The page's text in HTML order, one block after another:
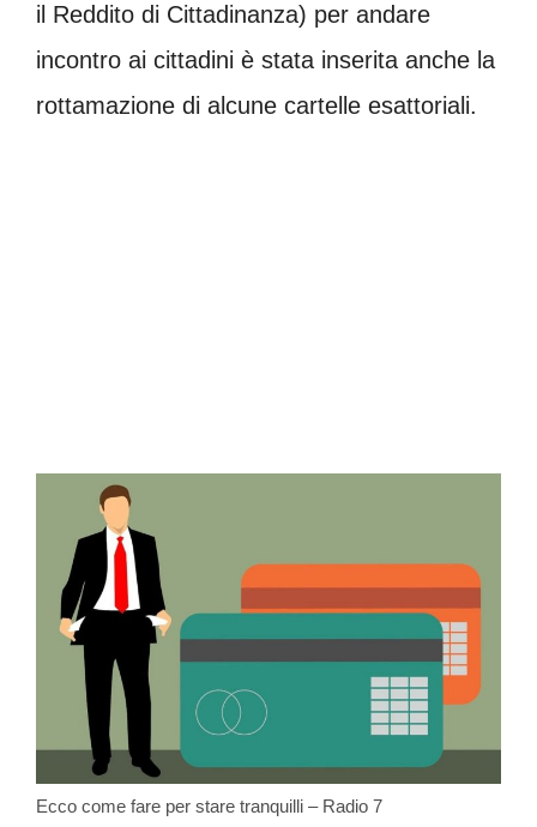
il Reddito di Cittadinanza) per andare
incontro ai cittadini è stata inserita anche la
rottamazione di alcune cartelle esattoriali.
Ecco come fare per stare tranquilli – Radio 7